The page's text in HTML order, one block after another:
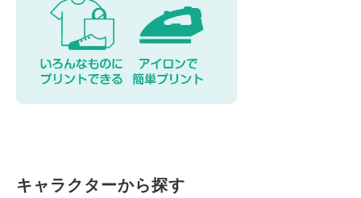
キャラクターから探す